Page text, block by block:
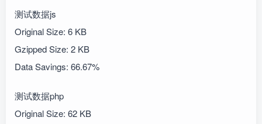
测试数据js
Original Size: 6 KB
Gzipped Size: 2 KB
Data Savings: 66.67%
测试数据php
Original Size: 62 KB